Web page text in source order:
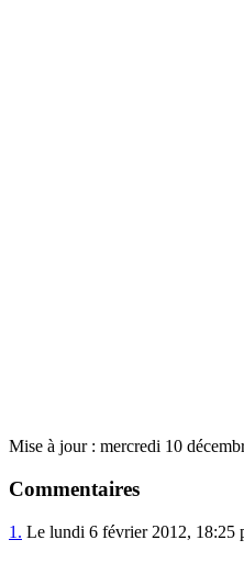
Mise à jour : mercredi 10
Commentaires
1. Le lundi 6 février 2012, 18:25